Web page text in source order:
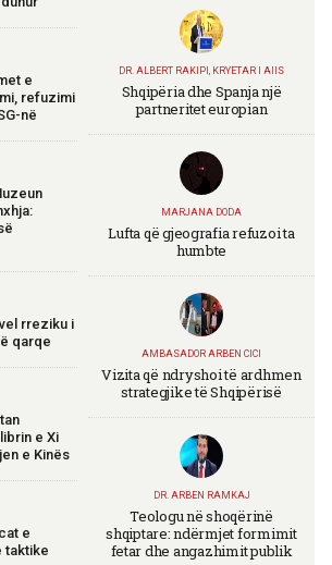
e
refuzimi
në
rreziku i
qarqe
e Xi
e Kinës
e
taktike
DR. ALBERT RAKIPI, KRYETAR I AIIS
Shqipëria dhe Spanja një
partneritet europian
MARJANA DODA
Lufta që gjeografia refuzoi ta
humbte
AMBASADOR ARBEN CICI
Vizita që ndryshoi të ardhmen
strategjike të Shqipërisë
DR. ARBEN RAMKAJ
Teologu në shoqërinë
shqiptare: ndërmjet formimit
fetar dhe angazhimit publik